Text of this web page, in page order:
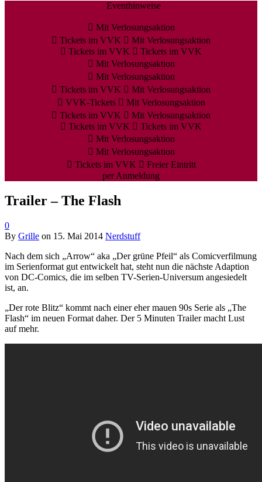
Eventhinweise
Mit Verlosungsaktion
Tickets im VVK
Mit Verlosungsaktion
Tickets im VVK
Tickets im VVK
Mit Verlosungsaktion
Mit Verlosungsaktion
Tickets im VVK
Mit Verlosungsaktion
VVK-Tickets
Mit Verlosungsaktion
Tickets im VVK
Mit Verlosungsaktion
Tickets im VVK
Tickets im VVK
Mit Verlosungsaktion
Mit Verlosungsaktion
Tickets im VVK
Freier Eintritt
per Anmeldung
Trailer – The Flash
0
By Grille on 15. Mai 2014 Nerdstuff
Nach dem sich „Arrow“ aka „Der grüne Pfeil“ als Comicverfilmung
im Serienformat gut entwickelt hat, steht nun die nächste Adaption
von DC-Comics, die im selben TV-Serien-Universum angesiedelt
ist, an.
„Der rote Blitz“ kommt nach einer eher mauen 90s Serie als „The
Flash“ im neuen Format daher. Der 5 Minuten Trailer macht Lust
auf mehr.